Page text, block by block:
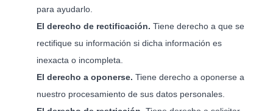
para ayudarlo.
El derecho de rectificación. Tiene derecho a que se
rectifique su información si dicha información es
inexacta o incompleta.
El derecho a oponerse. Tiene derecho a oponerse a
nuestro procesamiento de sus datos personales.